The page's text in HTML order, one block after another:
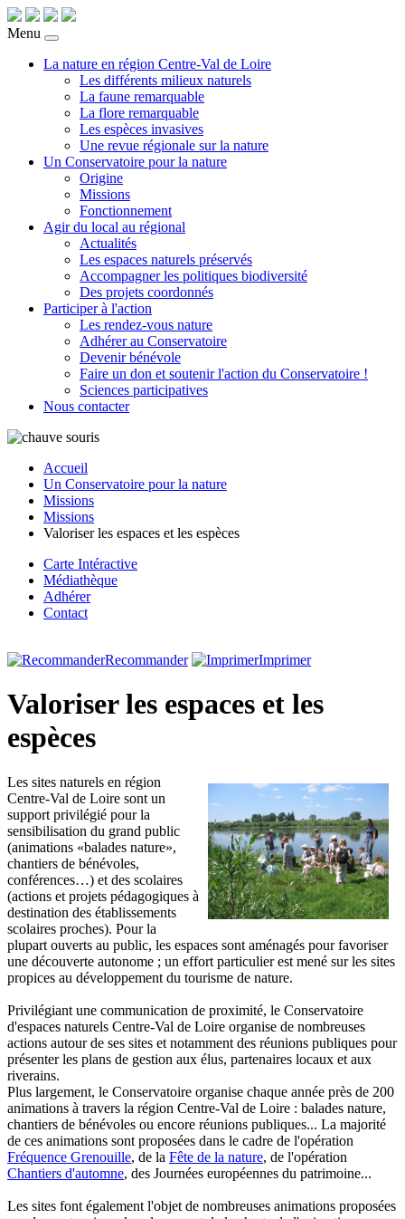
Menu
La nature en région Centre-Val de Loire
Les différents milieux naturels
La faune remarquable
La flore remarquable
Les espèces invasives
Une revue régionale sur la nature
Un Conservatoire pour la nature
Origine
Missions
Fonctionnement
Agir du local au régional
Actualités
Les espaces naturels préservés
Accompagner les politiques biodiversité
Des projets coordonnés
Participer à l'action
Les rendez-vous nature
Adhérer au Conservatoire
Devenir bénévole
Faire un don et soutenir l'action du Conservatoire !
Sciences participatives
Nous contacter
Accueil
Un Conservatoire pour la nature
Missions
Missions
Valoriser les espaces et les espèces
Carte Intéractive
Médiathèque
Adhérer
Contact
Recommander Imprimer
Valoriser les espaces et les
espèces
Les sites naturels en région
Centre-Val de Loire sont un
support privilégié pour la
sensibilisation du grand public
(animations «balades nature»,
chantiers de bénévoles,
conférences…) et des scolaires
(actions et projets pédagogiques à
destination des établissements
scolaires proches). Pour la
plupart ouverts au public, les espaces sont aménagés pour favoriser
une découverte autonome ; un effort particulier est mené sur les sites
propices au développement du tourisme de nature.
Privilégiant une communication de proximité, le Conservatoire
d'espaces naturels Centre-Val de Loire organise de nombreuses
actions autour de ses sites et notamment des réunions publiques pour
présenter les plans de gestion aux élus, partenaires locaux et aux
riverains.
Plus largement, le Conservatoire organise chaque année près de 200
animations à travers la région Centre-Val de Loire : balades nature,
chantiers de bénévoles ou encore réunions publiques... La majorité
de ces animations sont proposées dans le cadre de l'opération
Fréquence Grenouille, de la Fête de la nature, de l'opération
Chantiers d'automne, des Journées européennes du patrimoine...
Les sites font également l'objet de nombreuses animations proposées